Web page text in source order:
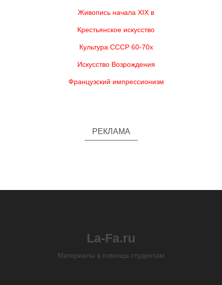
Живопись начала XIX в
Крестьянское искусство
Культура СССР 60-70х
Искусство Возрождения
Французский импрессионизм
РЕКЛАМА
La-Fa.ru
Материалы в помощь студентам